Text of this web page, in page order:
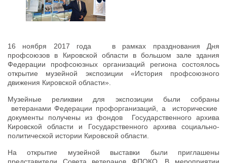
16 ноября 2017 года в рамках празднования Дня
профсоюзов в Кировской области в большом зале здания
Федерации профсоюзных организаций региона состоялось
открытие музейной экспозиции «История профсоюзного
движения Кировской области».
Музейные реликвии для экспозиции были собраны
ветеранами Федерации профорганизаций, а исторические
документы получены из фондов Государственного архива
Кировской области и Государственного архива социально-
политической истории Кировской области.
На открытие музейной выставки были приглашены
представители Совета ветеранов ФПОКО. В мероприятии